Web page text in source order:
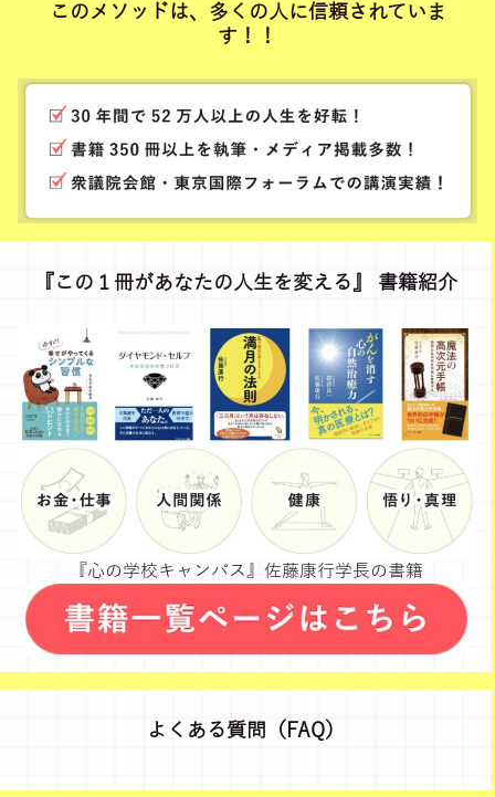
このメソッドは、多くの人に信頼されていま
す！！
『この１冊があなたの人生を変える』 書籍紹介
『心の学校キャンパス』佐藤康行学長の書籍
よくある質問（FAQ）